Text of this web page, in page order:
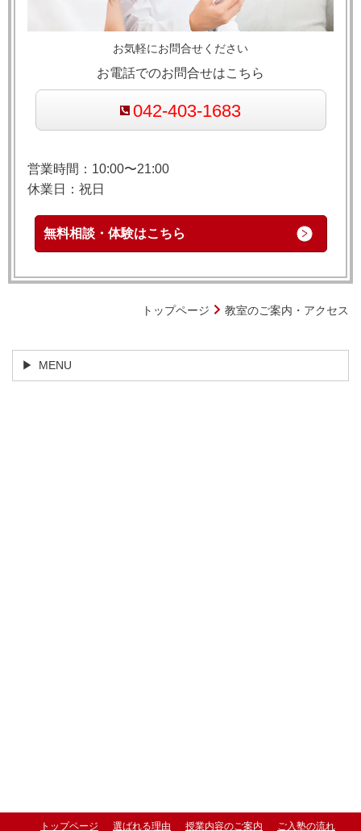
お気軽にお問合せください
お電話でのお問合せはこちら
042-403-1683
営業時間：10:00〜21:00
休業日：祝日
無料相談・体験はこちら
トップページ 教室のご案内・アクセス
MENU
トップページ 選ばれる理由 授業内容のご案内 ご入塾の流れ